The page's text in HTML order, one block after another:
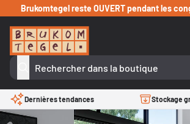
Passer au contenu
Brukomtegel reste OUVERT pendant les
Dernières tendances Stockage